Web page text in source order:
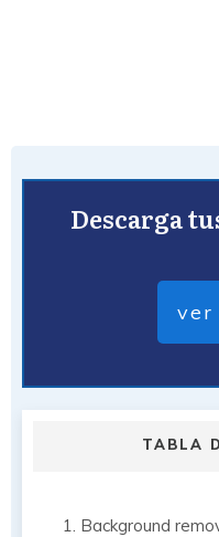
Descarga
ver
TABLA
1. Background